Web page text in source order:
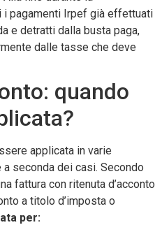
i pagamenti Irpef già effettuati
e detratti dalla busta paga,
dalle tasse che deve
quando
applicata in varie
seconda dei casi. Secondo
fattura con ritenuta d’acconto
a titolo d’imposta o
per: